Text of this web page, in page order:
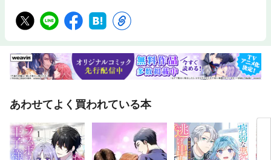
あわせてよく買われている本